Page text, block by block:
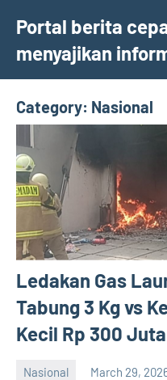
content
Portal berita
menyajikan
Category: Nasional
Ledakan Gas
Tabung 3 Kg vs
Kecil Rp 300
Nasional March 29,